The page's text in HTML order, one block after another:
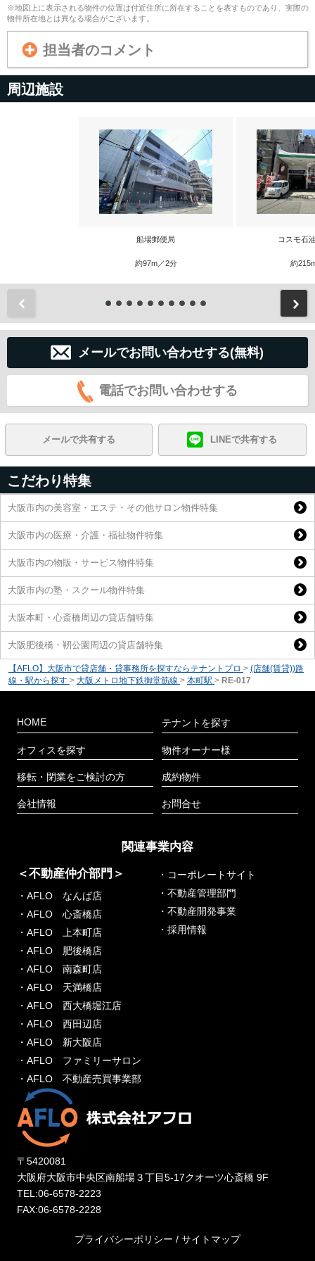
※地図上に表示される物件の位置は付近住所に所在することを表すものであり、実際の
物件所在地とは異なる場合がございます。
担当者のコメント
周辺施設
船場郵便局
約97m／2分
コスモ石
約
メールでお問い合わせする(無料)
電話でお問い合わせする
メールで共有する LINEで共有する
こだわり特集
大阪市内の美容室・エステ・その他サロン物件特集
大阪市内の医療・介護・福祉物件特集
大阪市内の物販・サービス物件特集
大阪市内の塾・スクール物件特集
大阪本町・心斎橋周辺の貸店舗特集
大阪肥後橋・靭公園周辺の貸店舗特集
【AFLO】大阪市で貸店舗・貸事務所を探すならテナントプロ > (店舗(賃貸))路
線・駅から探す > 大阪メトロ地下鉄御堂筋線 > 本町駅 > RE-017
HOME
オフィスを探す
移転・閉業をご検討の方
会社情報
テナントを探す
物件オーナー様
成約物件
お問合せ
関連事業内容
＜不動産仲介部門＞
・AFLO なんば店
・AFLO 心斎橋店
・AFLO 上本町店
・AFLO 肥後橋店
・AFLO 南森町店
・AFLO 天満橋店
・AFLO 西大橋堀江店
・AFLO 西田辺店
・AFLO 新大阪店
・AFLO ファミリーサロン
・AFLO 不動産売買事業部
・コーポレートサイト
・不動産管理部門
・不動産開発事業
・採用情報
〒5420081
大阪府大阪市中央区南船場３丁目5-17クオーツ心斎橋 9F
TEL:06-6578-2223
FAX:06-6578-2228
プライバシーポリシー / サイトマップ